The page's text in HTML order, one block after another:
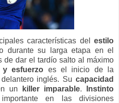
características delestilo
durante su larga etapa en el
de dar el tardío salto al máximo
y esfuerzo es el inicio de la
inglés. Su capacidad
un killer imparable.
Instinto
en las divisiones